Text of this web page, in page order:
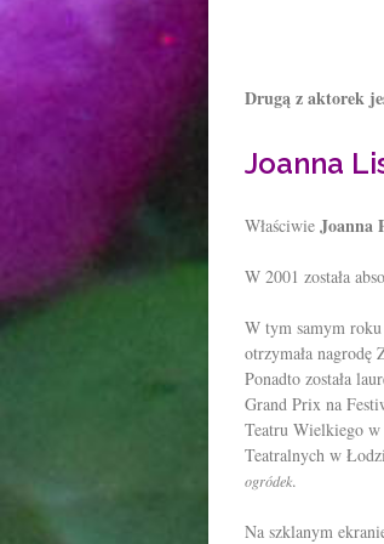
Drugą z aktorek
Joanna
Właściwie Joanna
W 2001 została
W tym samym roku
otrzymała
Ponadto została
Grand Prix na
Teatru Wielkiego
Teatralnych w
ogródek.
Na szklanym